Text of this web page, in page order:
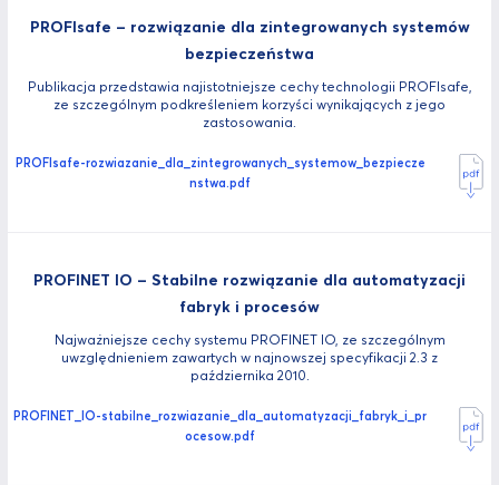
PROFIsafe – rozwiązanie dla zintegrowanych systemów
bezpieczeństwa
Publikacja przedstawia najistotniejsze cechy technologii PROFIsafe,
ze szczególnym podkreśleniem korzyści wynikających z jego
zastosowania.
PROFIsafe-rozwiazanie_dla_zintegrowanych_systemow_bezpiecze
nstwa.pdf
PROFINET IO – Stabilne rozwiązanie dla automatyzacji
fabryk i procesów
Najważniejsze cechy systemu PROFINET IO, ze szczególnym
uwzględnieniem zawartych w najnowszej specyfikacji 2.3 z
października 2010.
PROFINET_IO-stabilne_rozwiazanie_dla_automatyzacji_fabryk_i_pr
ocesow.pdf